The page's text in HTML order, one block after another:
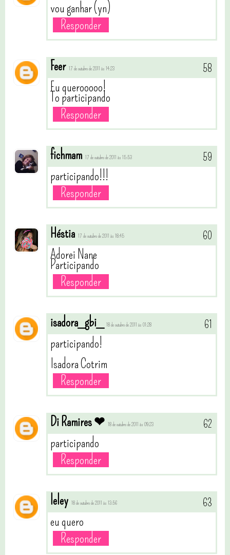
vou ganhar (yn)
Responder
Feer 17 de outubro de 2011 às 14:23
Eu querooooo!
To participando
Responder
fichmam 17 de outubro de 2011 às 15:53
participando!!!
Responder
Héstia 17 de outubro de 2011 às 18:45
Adorei Nane
Participando
Responder
isadora_gbi_ 18 de outubro de 2011 às 01:28
participando!
Isadora Cotrim
Responder
Di Ramires ❤ 18 de outubro de 2011 às 09:23
participando
Responder
leley 18 de outubro de 2011 às 13:56
eu quero
Responder